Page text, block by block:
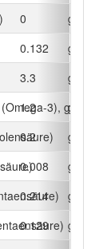
0
g
0.132
g
3.3
g
3), gesamt
1.2
g
0.2
g
0.008
g
0.214
g
0.129
g